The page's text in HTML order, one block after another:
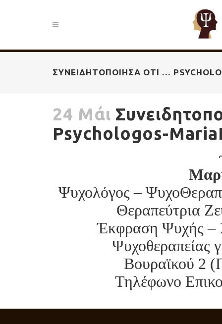
ΣΥΝΕΙΔΗΤΟΠΟΊΗΣΑ ΌΤΙ …
24 Μάι
Psychologos-
Ψυχολόγος –
Θεραπεύτρια
Έκφραση Ψυχής –
Ψυχοθεραπείας
Βουραϊκού 2
Τηλέφωνο